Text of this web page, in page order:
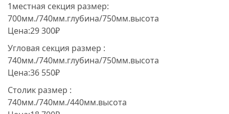
1местная секция размер:
700мм./740мм.глубина/750мм.высота
Цена:29 300₽
Угловая секция размер :
740мм./740мм.глубина/750мм.высота
Цена:36 550₽
Столик размер :
740мм./740мм./440мм.высота